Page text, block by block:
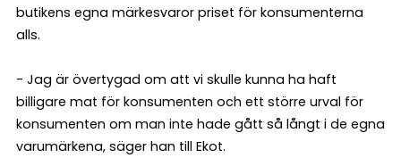
butikens egna märkesvaror priset för konsumenterna
alls.
- Jag är övertygad om att vi skulle kunna ha haft
billigare mat för konsumenten och ett större urval för
konsumenten om man inte hade gått så långt i de egna
varumärkena, säger han till Ekot.